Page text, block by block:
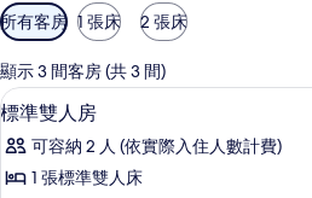
可
用
的
客
房
篩
選
所有客房 1 張床 2 張床
顯示 3 間客房 (共 3 間)
顯
示
標
標
18
標準雙人房
可容納 2 人 (依實際入住人數計費)
1 張標準雙人床